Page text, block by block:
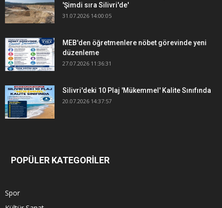
'Şimdi sıra Silivri'de'
31.07.2026 14:00:05
MEB'den öğretmenlere nöbet görevinde yeni
düzenleme
27.07.2026 11:36:31
Silivri'deki 10 Plaj 'Mükemmel' Kalite Sınıfında
20.07.2026 14:37:57
POPÜLER KATEGORİLER
Spor